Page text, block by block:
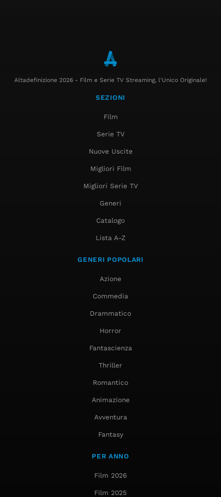
Altadefinizione 2026 - Film e Serie TV Streaming, l'Unico Originale!
SEZIONI
Film
Serie TV
Nuove Uscite
Migliori Film
Migliori Serie TV
Generi
Catalogo
Lista A-Z
GENERI POPOLARI
Azione
Commedia
Drammatico
Horror
Fantascienza
Thriller
Romantico
Animazione
Avventura
Fantasy
PER ANNO
Film 2026
Film 2025